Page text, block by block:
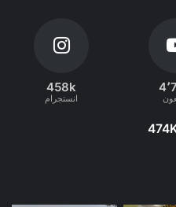
458k
انستجرام